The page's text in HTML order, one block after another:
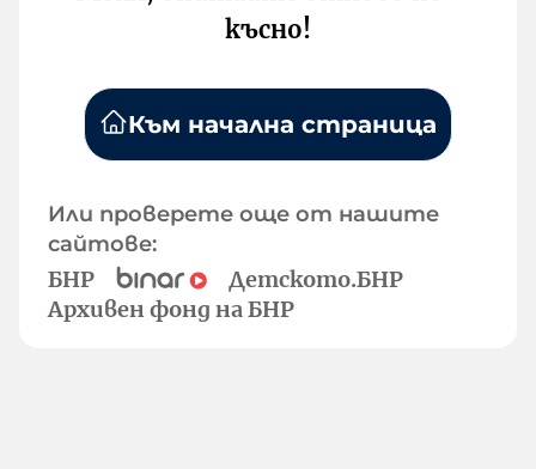
късно!
Към начална страница
Или проверете още от нашите
сайтове:
БНР
Детското.БНР
Архивен фонд на БНР